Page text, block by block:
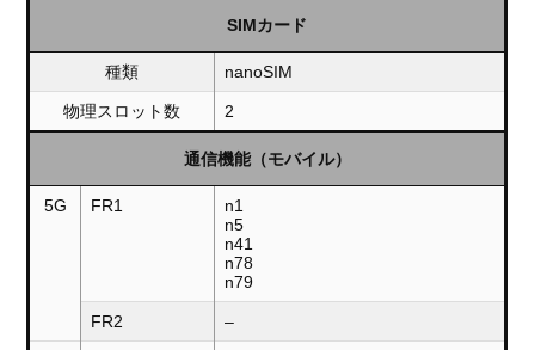
SIMカード
種類 nanoSIM
物理スロット数 2
通信機能（モバイル）
5G FR1
n1
n5
n41
n78
n79
FR2 –